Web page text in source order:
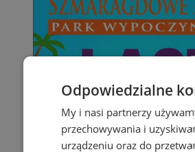
Odpowiedzialne
My i nasi partnerzy
przechowywania i
urządzeniu oraz do